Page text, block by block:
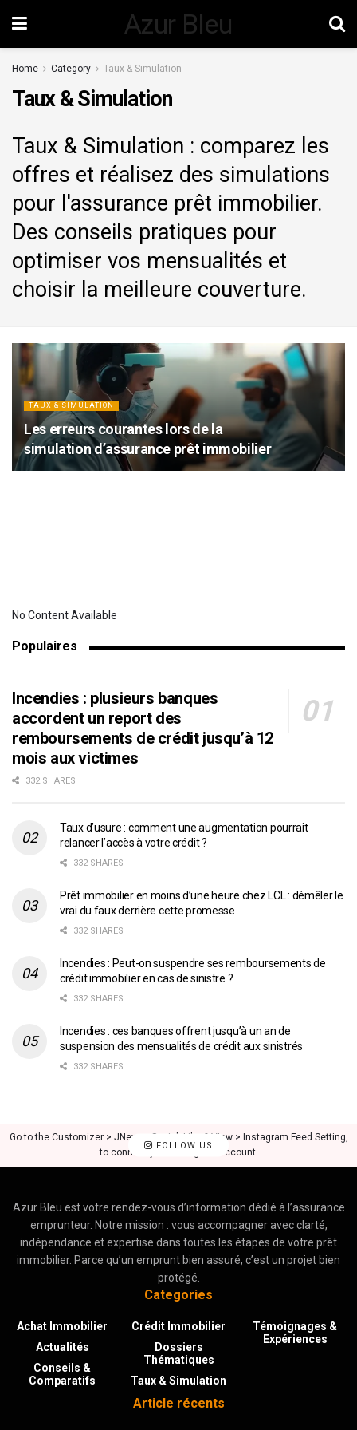
Azur Bleu
Home Category Taux & Simulation
Taux & Simulation
Taux & Simulation : comparez les
offres et réalisez des simulations
pour l'assurance prêt immobilier.
Des conseils pratiques pour
optimiser vos mensualités et
choisir la meilleure couverture.
TAUX & SIMULATION
Les erreurs courantes lors de la
simulation d’assurance prêt immobilier
No Content Available
Populaires
Incendies : plusieurs banques
accordent un report des
remboursements de crédit jusqu’à 12
mois aux victimes
332 SHARES
Taux d’usure : comment une augmentation pourrait
relancer l’accès à votre crédit ?
332 SHARES
Prêt immobilier en moins d’une heure chez LCL : démêler le
vrai du faux derrière cette promesse
332 SHARES
Incendies : Peut-on suspendre ses remboursements de
crédit immobilier en cas de sinistre ?
332 SHARES
Incendies : ces banques offrent jusqu’à un an de
suspension des mensualités de crédit aux sinistrés
332 SHARES
FOLLOW US
Go to the Customizer > JNews : Social, Like & View > Instagram Feed Setting,
to connect your Instagram account.
Azur Bleu est votre rendez-vous d’information dédié à l’assurance
emprunteur. Notre mission : vous accompagner avec clarté,
indépendance et expertise dans toutes les étapes de votre prêt
immobilier. Parce qu’un emprunt bien assuré, c’est un projet bien
protégé.
Categories
Achat Immobilier
Actualités
Conseils &
Comparatifs
Crédit Immobilier
Dossiers
Thématiques
Taux & Simulation
Témoignages &
Expériences
Article récents